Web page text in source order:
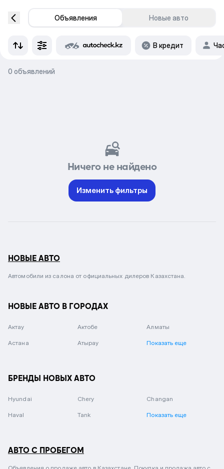
Объявления Новые авто
В кредит
0 объявлений
Ничего не найдено
Изменить фильтры
НОВЫЕ АВТО
Автомобили из салона от официальных дилеров Казахстана.
НОВЫЕ АВТО В ГОРОДАХ
Актау Актобе Алматы
Астана Атырау Показать еще
БРЕНДЫ НОВЫХ АВТО
Hyundai Chery Changan
Haval Tank Показать еще
АВТО С ПРОБЕГОМ